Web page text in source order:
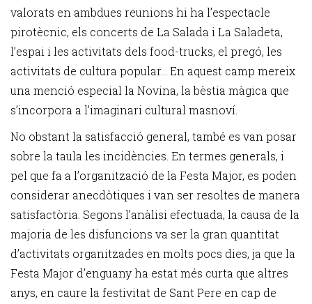
valorats en ambdues reunions hi ha l’espectacle
pirotècnic, els concerts de La Salada i La Saladeta,
l’espai i les activitats dels food-trucks, el pregó, les
activitats de cultura popular... En aquest camp mereix
una menció especial la Novina, la bèstia màgica que
s’incorpora a l’imaginari cultural masnoví.
No obstant la satisfacció general, també es van posar
sobre la taula les incidències. En termes generals, i
pel que fa a l’organització de la Festa Major, es poden
considerar anecdòtiques i van ser resoltes de manera
satisfactòria. Segons l’anàlisi efectuada, la causa de la
majoria de les disfuncions va ser la gran quantitat
d’activitats organitzades en molts pocs dies, ja que la
Festa Major d’enguany ha estat més curta que altres
anys, en caure la festivitat de Sant Pere en cap de